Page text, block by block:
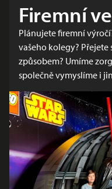
Firemní
Plánujete firemní
vašeho kolegy?
způsobem? Umíme
společně vymyslíme i